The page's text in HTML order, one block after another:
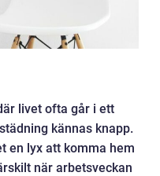
livet ofta går i ett
kännas knapp.
en lyx att komma hem
när arbetsveckan